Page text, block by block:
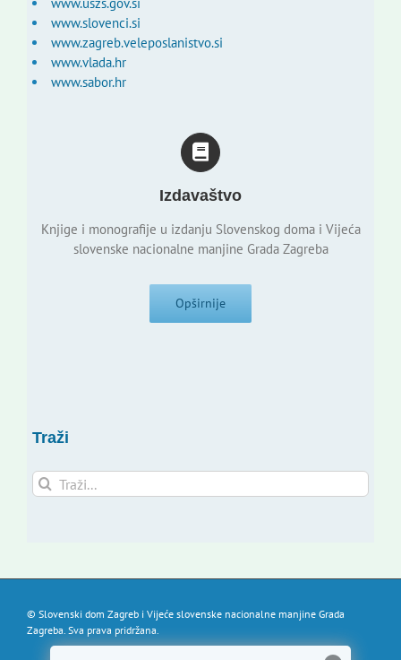
www.slovenci.si
www.zagreb.veleposlanistvo.si
www.vlada.hr
www.sabor.hr
Izdavaštvo
Knjige i monografije u izdanju Slovenskog doma i Vijeća
slovenske nacionalne manjine Grada Zagreba
Opširnije
Traži
Traži...
© Slovenski dom Zagreb i Vijeće slovenske nacionalne manjine Grada
Zagreba. Sva prava pridržana.